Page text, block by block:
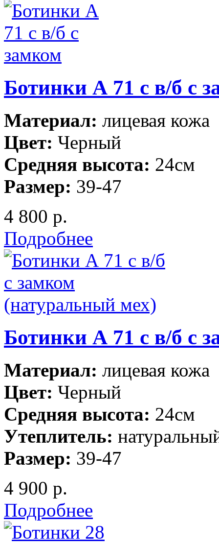
Ботинки А 71 с в/б с
Материал: лицевая кожа
Цвет: Черный
Средняя высота: 24см
Размер: 39-47
4 800 р.
Подробнее
Ботинки А 71 с в/б с
Материал: лицевая кожа
Цвет: Черный
Средняя высота: 24см
Утеплитель:
Размер: 39-47
4 900 р.
Подробнее